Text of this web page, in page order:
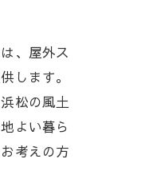
、屋外ス
します。
松の風土
よい暮ら
考えの方